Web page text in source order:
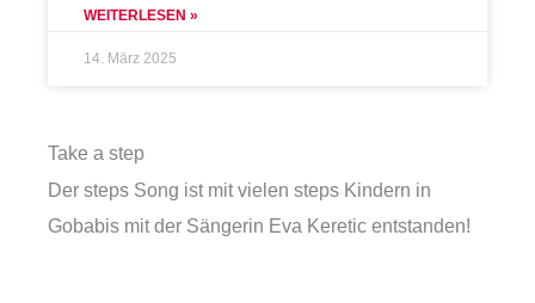
WEITERLESEN »
14. März 2025
Take a step
Der steps Song ist mit vielen steps Kindern in
Gobabis mit der Sängerin Eva Keretic entstanden!